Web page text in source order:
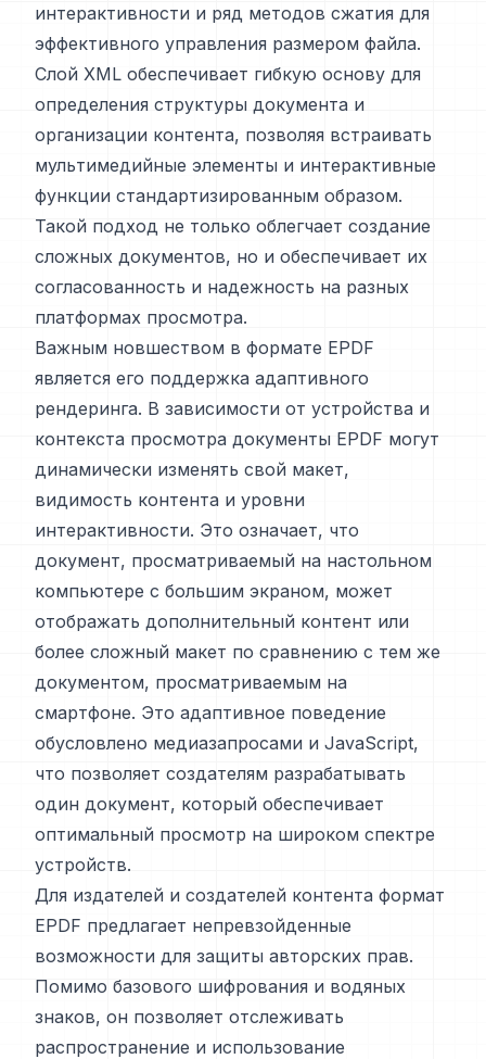
интерактивности и ряд методов сжатия для
эффективного управления размером файла.
Слой XML обеспечивает гибкую основу для
определения структуры документа и
организации контента, позволяя встраивать
мультимедийные элементы и интерактивные
функции стандартизированным образом.
Такой подход не только облегчает создание
сложных документов, но и обеспечивает их
согласованность и надежность на разных
платформах просмотра.
Важным новшеством в формате EPDF
является его поддержка адаптивного
рендеринга. В зависимости от устройства и
контекста просмотра документы EPDF могут
динамически изменять свой макет,
видимость контента и уровни
интерактивности. Это означает, что
документ, просматриваемый на настольном
компьютере с большим экраном, может
отображать дополнительный контент или
более сложный макет по сравнению с тем же
документом, просматриваемым на
смартфоне. Это адаптивное поведение
обусловлено медиазапросами и JavaScript,
что позволяет создателям разрабатывать
один документ, который обеспечивает
оптимальный просмотр на широком спектре
устройств.
Для издателей и создателей контента формат
EPDF предлагает непревзойденные
возможности для защиты авторских прав.
Помимо базового шифрования и водяных
знаков, он позволяет отслеживать
распространение и использование